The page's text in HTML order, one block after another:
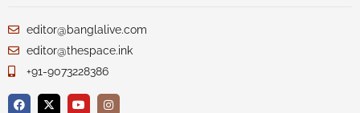
editor@banglalive.com
editor@thespace.ink
+91-9073228386